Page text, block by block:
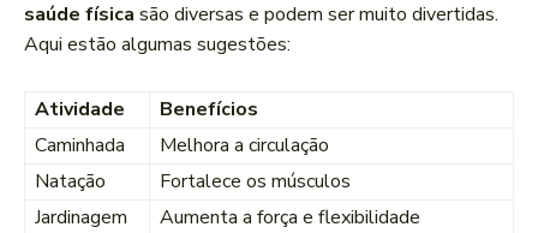
saúde física são diversas e podem ser muito divertidas.
Aqui estão algumas sugestões:
Atividade
Benefícios
Caminhada
Melhora a circulação
Natação
Fortalece os músculos
Jardinagem
Aumenta a força e flexibilidade